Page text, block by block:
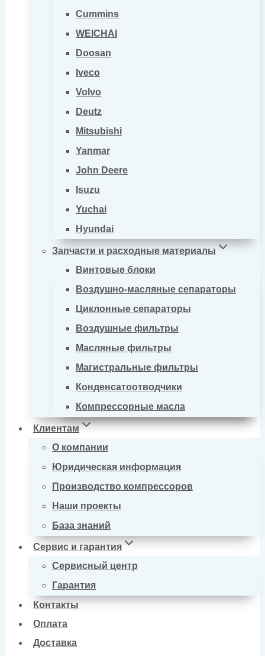
Cummins
WEICHAI
Doosan
Iveco
Volvo
Deutz
Mitsubishi
Yanmar
John Deere
Isuzu
Yuchai
Hyundai
Запчасти и расходные материалы
Винтовые блоки
Воздушно-масляные сепараторы
Циклонные сепараторы
Воздушные фильтры
Масляные фильтры
Магистральные фильтры
Конденсатоотводчики
Компрессорные масла
Клиентам
О компании
Юридическая информация
Производство компрессоров
Наши проекты
База знаний
Сервис и гарантия
Сервисный центр
Гарантия
Контакты
Оплата
Доставка